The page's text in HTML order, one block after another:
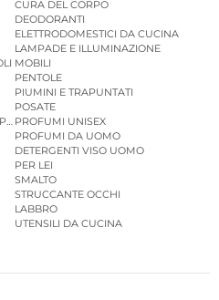
CURA DEL CORPO
DEODORANTI
ELETTRODOMESTICI DA CUCINA
LAMPADE E ILLUMINAZIONE
MOBILI
PENTOLE
PIUMINI E TRAPUNTATI
POSATE
AMBIENTE
PROFUMI UNISEX
PROFUMI DA UOMO
DETERGENTI VISO UOMO
PER LEI
SMALTO
STRUCCANTE OCCHI
LABBRO
UTENSILI DA CUCINA